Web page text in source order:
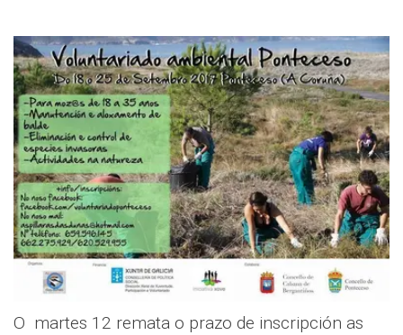
O martes 12 remata o prazo de inscripción as